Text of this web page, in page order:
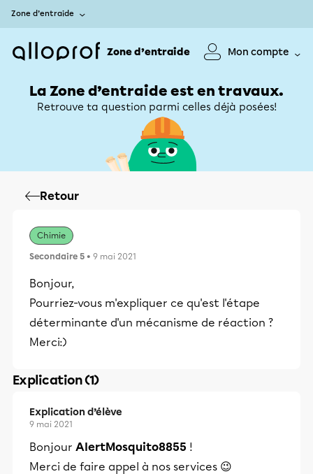
Zone d’entraide
Zone d’entraide Mon compte
La Zone d’entraide est en travaux.
Retrouve ta question parmi celles déjà posées!
Retour
Chimie
Secondaire 5 • 9 mai 2021
Bonjour,
Pourriez-vous m'expliquer ce qu'est l'étape
déterminante d'un mécanisme de réaction ?
Merci:)
Explication (1)
Explication d’élève
9 mai 2021
Bonjour AlertMosquito8855 !
Merci de faire appel à nos services 😉